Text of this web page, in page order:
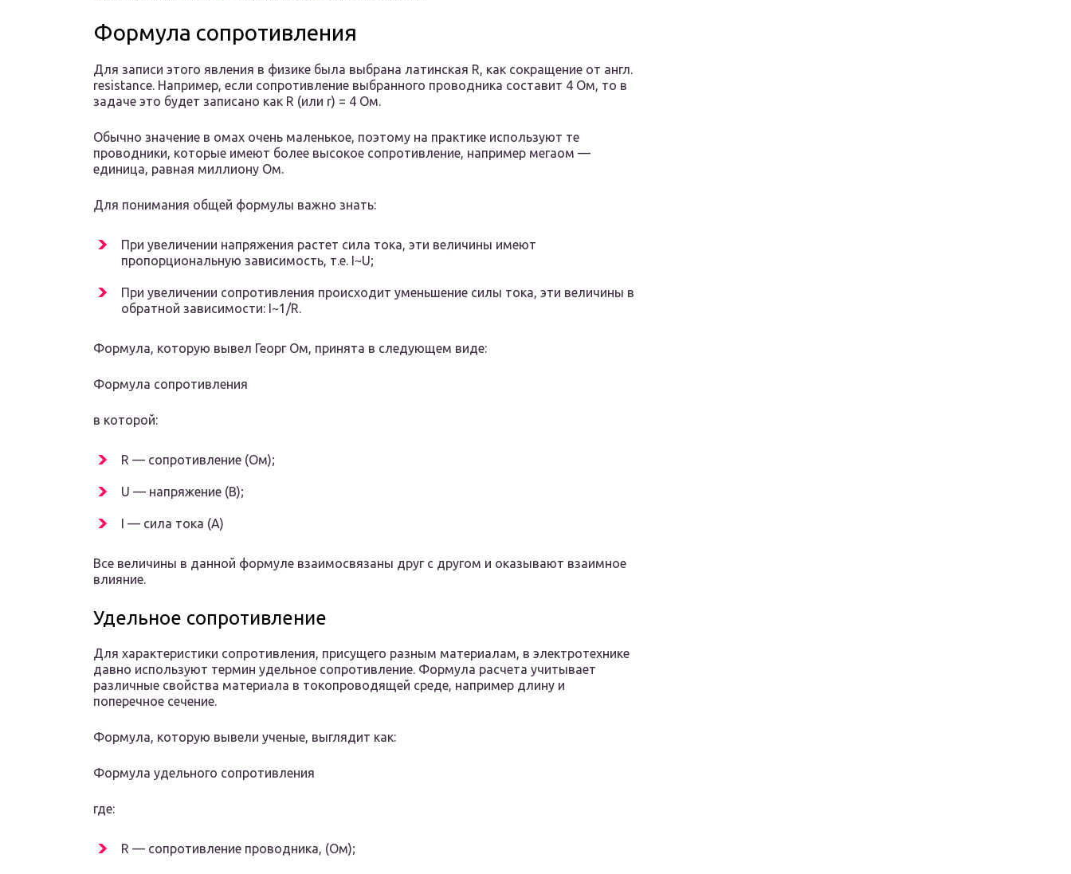
Формула сопротивления
Для записи этого явления в физике была выбрана латинская R, как сокращение от англ.
resistance. Например, если сопротивление выбранного проводника составит 4 Ом, то в
задаче это будет записано как R (или r) = 4 Ом.
Обычно значение в омах очень маленькое, поэтому на практике используют те
проводники, которые имеют более высокое сопротивление, например мегаом —
единица, равная миллиону Ом.
Для понимания общей формулы важно знать:
При увеличении напряжения растет сила тока, эти величины имеют
пропорциональную зависимость, т.е. I~U;
При увеличении сопротивления происходит уменьшение силы тока, эти величины в
обратной зависимости: I~1/R.
Формула, которую вывел Георг Ом, принята в следующем виде:
Формула сопротивления
в которой:
R — сопротивление (Ом);
U — напряжение (В);
I — сила тока (А)
Все величины в данной формуле взаимосвязаны друг с другом и оказывают взаимное
влияние.
Удельное сопротивление
Для характеристики сопротивления, присущего разным материалам, в электротехнике
давно используют термин удельное сопротивление. Формула расчета учитывает
различные свойства материала в токопроводящей среде, например длину и
поперечное сечение.
Формула, которую вывели ученые, выглядит как:
Формула удельного сопротивления
где:
R — сопротивление проводника, (Ом);